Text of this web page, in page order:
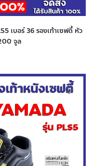
เบอร์ 36 รองเท้าเซฟตี้ หัว
จูล